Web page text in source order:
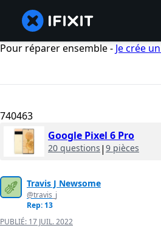
Pour réparer ensemble - Je crée
740463
Google Pixel 6 Pro
20 questions | 9 pièces
Travis J Newsome
@travis_j
Rep: 13
PUBLIÉ: 17 JUIL. 2022